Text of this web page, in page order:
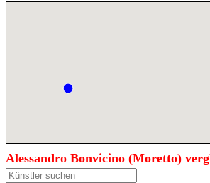
Alessandro Bonvicino (Moretto)